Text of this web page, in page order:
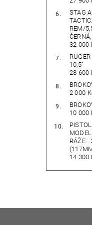
STAG
REM/
32 000
10,5"
28 600
2 000
10 000
RÁŽE:
14 300